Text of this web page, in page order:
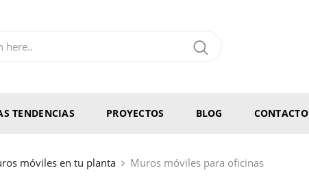
TENDENCIAS PROYECTOS BLOG CONTACTO
móviles en tu planta Muros móviles para oficinas